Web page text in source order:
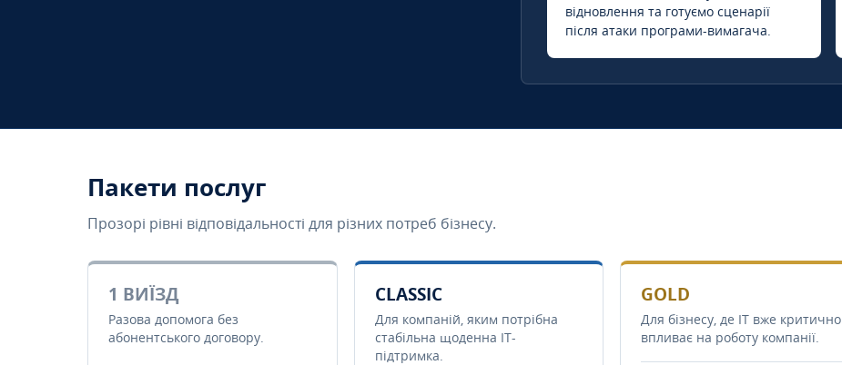
відновлення та готуємо сценарії
після атаки програми-вимагача.
Пакети послуг
Прозорі рівні відповідальності для різних потреб бізнесу.
1 ВИЇЗД
Разова допомога без
абонентського договору.
CLASSIC
Для компаній, яким потрібна
стабільна щоденна IT-
підтримка.
GOLD
Для бізнесу, де IT вже критично
впливає на роботу компанії.